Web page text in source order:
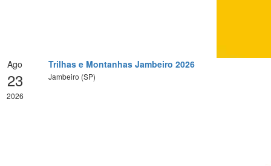
Ago
23
2026
Trilhas e Montanhas Jambeiro 2026
Jambeiro (SP)